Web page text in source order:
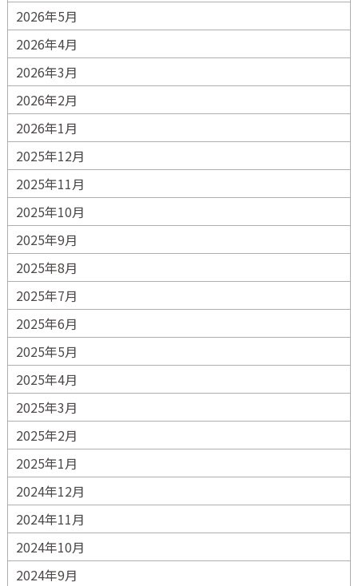
2026年5月
2026年4月
2026年3月
2026年2月
2026年1月
2025年12月
2025年11月
2025年10月
2025年9月
2025年8月
2025年7月
2025年6月
2025年5月
2025年4月
2025年3月
2025年2月
2025年1月
2024年12月
2024年11月
2024年10月
2024年9月